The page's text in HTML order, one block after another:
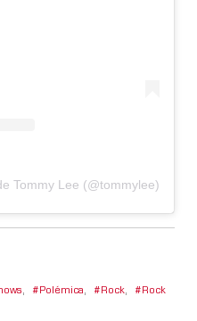
Tommy Lee (@tommylee)
, Polémica, Rock, Rock